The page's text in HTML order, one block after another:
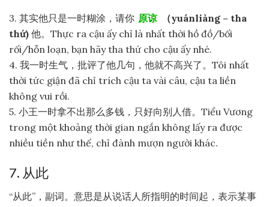
3. 其实他只是一时糊涂，请你 原谅
（yuánliàng – tha
thứ) 他。Thực ra cậu ấy chỉ là nhất thời hồ đồ/bối
rối/hỗn loạn, bạn hãy tha thứ cho cậu ấy nhé.
4. 我一时生气，批评了他几句，他就不高兴了。Tôi nhất
thời tức giận đã chỉ trích cậu ta vài câu, cậu ta liền
không vui rồi.
5. 小王一时拿不出那么多钱，只好向别人借。Tiểu Vương
trong một khoảng thời gian ngắn không lấy ra được
nhiều tiền như thế, chỉ đành mượn người khác.
7. 从此
“从此”，副词。意思是从说话人所指明的时间起，表示某事